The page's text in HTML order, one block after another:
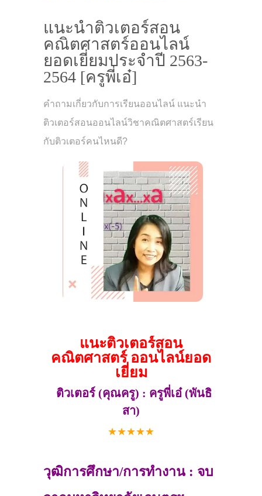
แนะนำติวเตอร์สอน
คณิตศาสตร์ออนไลน์
ยอดเยี่ยมประจำปี 2563-
2564 [ครูพี่เอ๋]
คำถามเกี่ยวกับการเรียนออนไลน์ แนะนำ
ติวเตอร์สอนออนไลน์วิชาคณิตศาสตร์เรียน
กับติวเตอร์คนไหนดี?
แนะติวเตอร์สอน
คณิตศาสตร์ ออนไลน์ยอด
เยี่ยม
ติวเตอร์ (คุณครู) : ครูพี่เอ๋ (พันธิ
สา)
★★★★★
วุฒิการศึกษา/การทำงาน : จบ